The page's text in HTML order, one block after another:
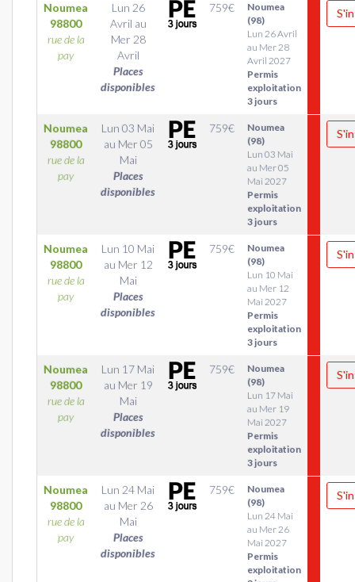
Noumea
98800
rue de la
pay
Lun 26
Avril au
Mer 28
Avril
Places
disponibles
759€
Noumea
(98)
Lun 26 Avril
au Mer 28
Avril 2027
Permis
exploitation
3 jours
Noumea
98800
rue de la
pay
Lun 03 Mai
au Mer 05
Mai
Places
disponibles
759€
Noumea
(98)
Lun 03 Mai
au Mer 05
Mai 2027
Permis
exploitation
3 jours
Noumea
98800
rue de la
pay
Lun 10 Mai
au Mer 12
Mai
Places
disponibles
759€
Noumea
(98)
Lun 10 Mai
au Mer 12
Mai 2027
Permis
exploitation
3 jours
Noumea
98800
rue de la
pay
Lun 17 Mai
au Mer 19
Mai
Places
disponibles
759€
Noumea
(98)
Lun 17 Mai
au Mer 19
Mai 2027
Permis
exploitation
3 jours
Noumea
98800
rue de la
pay
Lun 24 Mai
au Mer 26
Mai
Places
disponibles
759€
Noumea
(98)
Lun 24 Mai
au Mer 26
Mai 2027
Permis
exploitation